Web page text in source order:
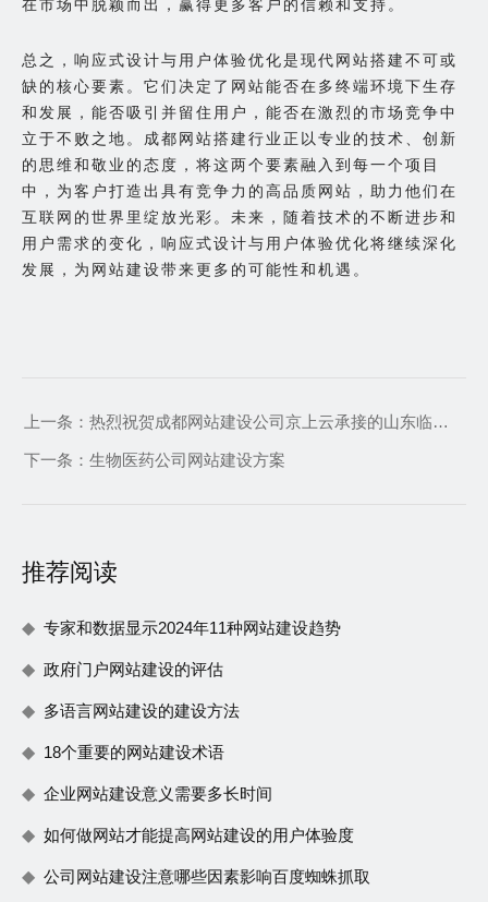
在市场中脱颖而出，赢得更多客户的信赖和支持。
总之，响应式设计与用户体验优化是现代网站搭建不可或
缺的核心要素。它们决定了网站能否在多终端环境下生存
和发展，能否吸引并留住用户，能否在激烈的市场竞争中
立于不败之地。成都网站搭建行业正以专业的技术、创新
的思维和敬业的态度，将这两个要素融入到每一个项目
中，为客户打造出具有竞争力的高品质网站，助力他们在
互联网的世界里绽放光彩。未来，随着技术的不断进步和
用户需求的变化，响应式设计与用户体验优化将继续深化
发展，为网站建设带来更多的可能性和机遇。
上一条： 热烈祝贺成都网站建设公司京上云承接的山东临工国际站正式上线运营
下一条： 生物医药公司网站建设方案
推荐阅读
专家和数据显示2024年11种网站建设趋势
政府门户网站建设的评估
多语言网站建设的建设方法
18个重要的网站建设术语
企业网站建设意义需要多长时间
如何做网站才能提高网站建设的用户体验度
公司网站建设注意哪些因素影响百度蜘蛛抓取